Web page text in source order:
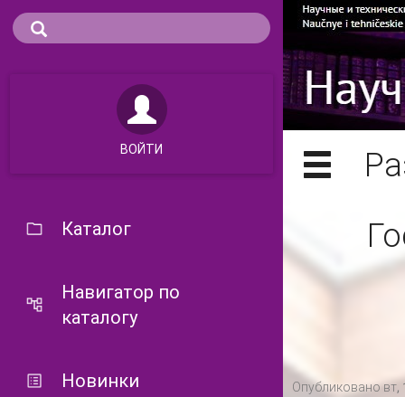
ВОЙТИ
Каталог
Навигатор по
каталогу
Новинки Опубликовано